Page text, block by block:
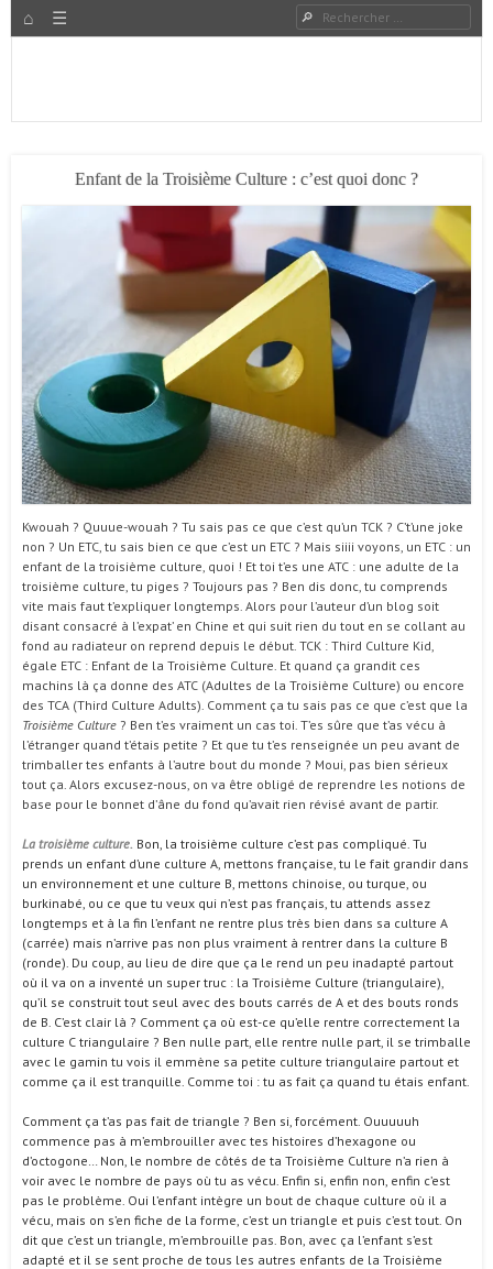
HOME Rechercher
Enfant de la Troisième Culture : c’est quoi donc ?
Kwouah ? Quuue-wouah ? Tu sais pas ce que c’est qu’un TCK ? C’t’une joke
non ? Un ETC, tu sais bien ce que c’est un ETC ? Mais siiii voyons, un ETC : un
enfant de la troisième culture, quoi ! Et toi t’es une ATC : une adulte de la
troisième culture, tu piges ? Toujours pas ? Ben dis donc, tu comprends
vite mais faut t’expliquer longtemps. Alors pour l’auteur d’un blog soit
disant consacré à l’expat’ en Chine et qui suit rien du tout en se collant au
fond au radiateur on reprend depuis le début. TCK : Third Culture Kid,
égale ETC : Enfant de la Troisième Culture. Et quand ça grandit ces
machins là ça donne des ATC (Adultes de la Troisième Culture) ou encore
des TCA (Third Culture Adults). Comment ça tu sais pas ce que c’est que la
Troisième Culture ? Ben t’es vraiment un cas toi. T’es sûre que t’as vécu à
l’étranger quand t’étais petite ? Et que tu t’es renseignée un peu avant de
trimballer tes enfants à l’autre bout du monde ? Moui, pas bien sérieux
tout ça. Alors excusez-nous, on va être obligé de reprendre les notions de
base pour le bonnet d’âne du fond qu’avait rien révisé avant de partir.
La troisième culture. Bon, la troisième culture c’est pas compliqué. Tu
prends un enfant d’une culture A, mettons française, tu le fait grandir dans
un environnement et une culture B, mettons chinoise, ou turque, ou
burkinabé, ou ce que tu veux qui n’est pas français, tu attends assez
longtemps et à la fin l’enfant ne rentre plus très bien dans sa culture A
(carrée) mais n’arrive pas non plus vraiment à rentrer dans la culture B
(ronde). Du coup, au lieu de dire que ça le rend un peu inadapté partout
où il va on a inventé un super truc : la Troisième Culture (triangulaire),
qu’il se construit tout seul avec des bouts carrés de A et des bouts ronds
de B. C’est clair là ? Comment ça où est-ce qu’elle rentre correctement la
culture C triangulaire ? Ben nulle part, elle rentre nulle part, il se trimballe
avec le gamin tu vois il emmène sa petite culture triangulaire partout et
comme ça il est tranquille. Comme toi : tu as fait ça quand tu étais enfant.
Comment ça t’as pas fait de triangle ? Ben si, forcément. Ouuuuuh
commence pas à m’embrouiller avec tes histoires d’hexagone ou
d’octogone… Non, le nombre de côtés de ta Troisième Culture n’a rien à
voir avec le nombre de pays où tu as vécu. Enfin si, enfin non, enfin c’est
pas le problème. Oui l’enfant intègre un bout de chaque culture où il a
vécu, mais on s’en fiche de la forme, c’est un triangle et puis c’est tout. On
dit que c’est un triangle, m’embrouille pas. Bon, avec ça l’enfant s’est
adapté et il se sent proche de tous les autres enfants de la Troisième